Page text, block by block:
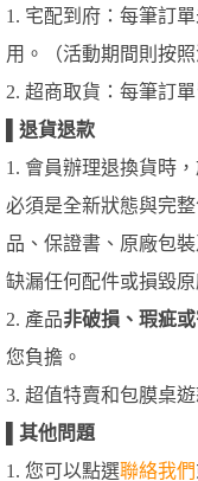
1. 宅配到府：每筆訂
用。（活動期間則按照
2. 超商取貨：每筆訂
退貨退款
1. 會員辦理退換貨時
必須是全新狀態與完
品、保證書、原廠包
缺漏任何配件或損毀原
2. 產品非破損、瑕疵
您負擔。
3. 超值特賣和包膜桌
其他問題
1. 您可以點選聯絡我們